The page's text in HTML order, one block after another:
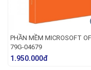
PHẦN MỀM MICROSOFT
79G-04679
1.950.000đ